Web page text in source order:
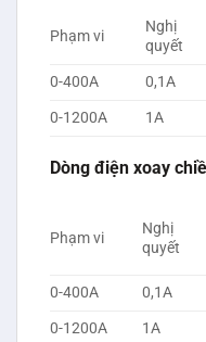
Phạm vi
Nghị
quyết
0-400A 0,1A
0-1200A
1A
Dòng điện xoay
Phạm vi
Nghị
quyết
0-400A
0,1A
0-1200A
1A